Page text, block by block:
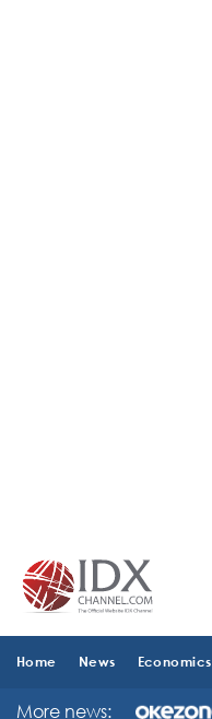
Home News Economics
More news: